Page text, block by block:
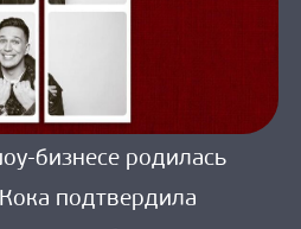
бизнесе родилась
подтвердила